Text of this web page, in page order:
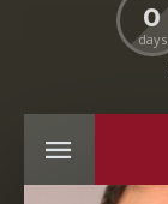
0
days